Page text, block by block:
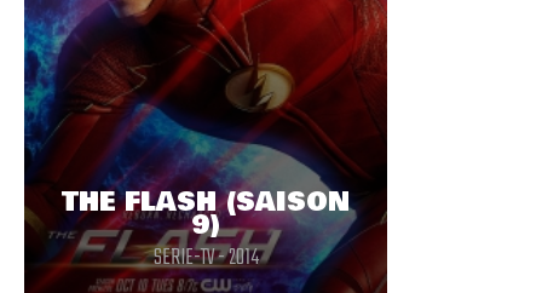
THE FLASH (SAISON
9)
SERIE-TV - 2014